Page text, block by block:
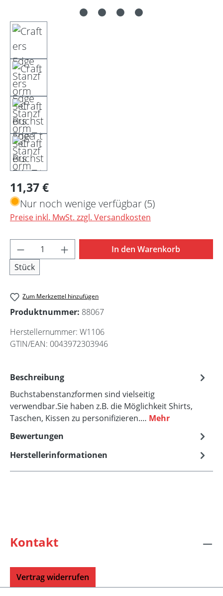
Regulärer Preis:
11,37 €
Nur noch wenige verfügbar (5)
Preise inkl. MwSt. zzgl. Versandkosten
Produkt Anzahl: Gib den gewünschten
Stück
In den Warenkorb
Zum Merkzettel hinzufügen
Produktnummer: 88067
Herstellernummer: W1106
GTIN/EAN: 0043972303946
Beschreibung
Buchstabenstanzformen sind vielseitig
verwendbar.Sie haben z.B. die Möglichkeit Shirts,
Taschen, Kissen zu personifizieren.… Mehr
Bewertungen
Herstellerinformationen
Kontakt
Vertrag widerrufen